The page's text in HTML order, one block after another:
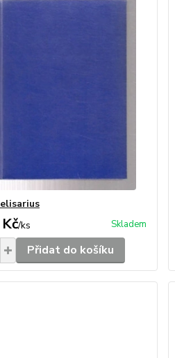
/ks Skladem
Přidat do košíku